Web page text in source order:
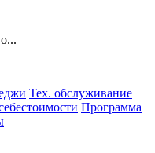
Тех. обслуживание
Программа